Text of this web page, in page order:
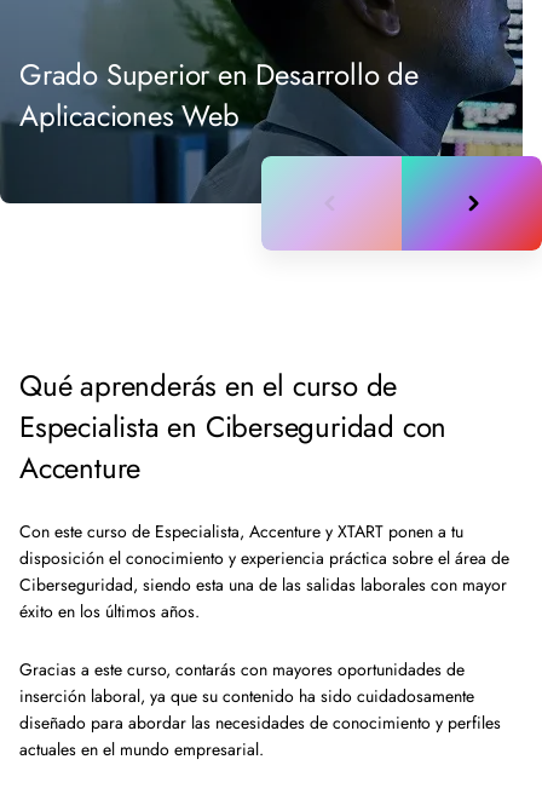
Grado Superior en Desarrollo de
Aplicaciones Web
Qué aprenderás en el curso de
Especialista en Ciberseguridad con
Accenture
Con este curso de Especialista, Accenture y XTART ponen a tu
disposición el conocimiento y experiencia práctica sobre el área de
Ciberseguridad, siendo esta una de las salidas laborales con mayor
éxito en los últimos años.
Gracias a este curso, contarás con mayores oportunidades de
inserción laboral, ya que su contenido ha sido cuidadosamente
diseñado para abordar las necesidades de conocimiento y perfiles
actuales en el mundo empresarial.